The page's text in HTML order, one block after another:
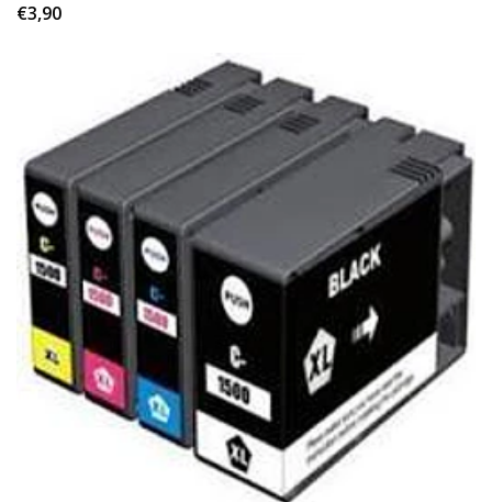
€3,90